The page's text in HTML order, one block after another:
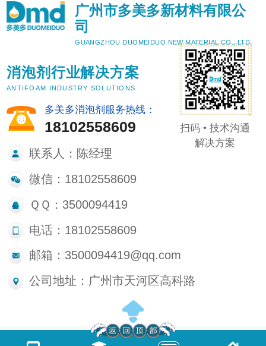
广州市多美多新材料有限公
司
GUANGZHOU DUOMEIDUO NEW MATERIAL CO., LTD.
消泡剂行业解决方案
ANTIFOAM INDUSTRY SOLUTIONS
多美多消泡剂服务热线：
18102558609
联系人：陈经理
微信：18102558609
ＱＱ：3500094419
电话：18102558609
邮箱：3500094419@qq.com
公司地址：广州市天河区高科路
扫码 • 技术沟通
解决方案